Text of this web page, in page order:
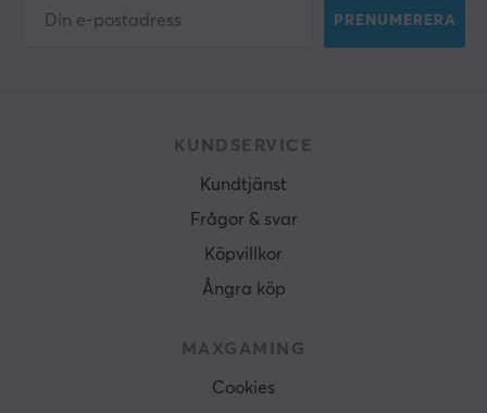
PRENUMERERA
KUNDSERVICE
Kundtjänst
Frågor & svar
Köpvillkor
Ångra köp
MAXGAMING
Cookies